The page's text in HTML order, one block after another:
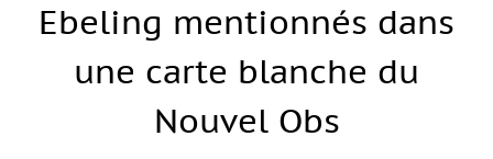
Ebeling mentionnés dans
une carte blanche du
Nouvel Obs